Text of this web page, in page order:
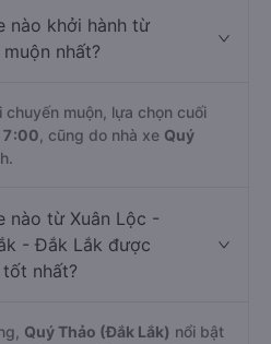
nào khởi hành từ
nhất?
chuyến muộn, lựa chọn cuối
, cũng do nhà xe Quý
nào từ Xuân Lộc -
- Đắk Lắk được
nhất?
Quý Thảo (Đắk Lắk) nổi bật